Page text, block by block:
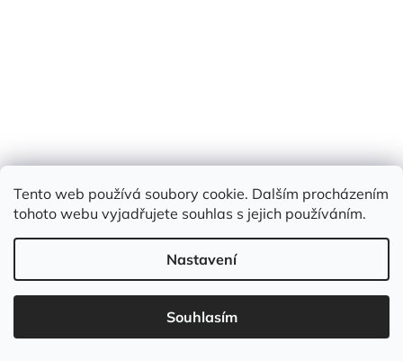
Tento web používá soubory cookie. Dalším procházením
tohoto webu vyjadřujete souhlas s jejich používáním.
Nastavení
Souhlasím
Brčka papírová zlatá 10ks
Skladem(20 ks)